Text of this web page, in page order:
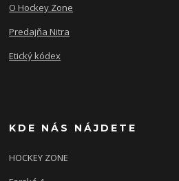
O Hockey Zone
Predajňa Nitra
Etický kódex
KDE NÁS NÁJDETE
HOCKEY ZONE